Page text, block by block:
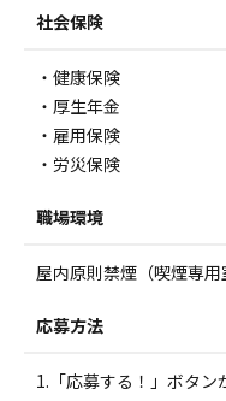
社会保険
・健康保険
・厚生年金
・雇用保険
・労災保険
職場環境
屋内原則禁煙（喫煙専用
応募方法
1.「応募する！」ボタン